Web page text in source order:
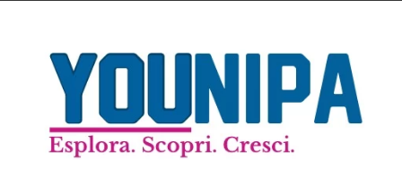
contenuto